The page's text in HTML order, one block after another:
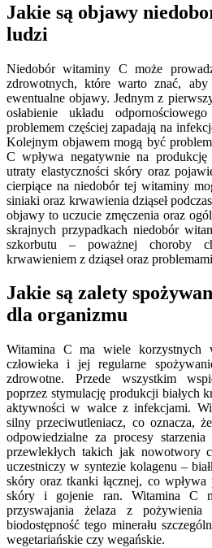
Jakie są objawy
ludzi
Niedobór witaminy C może
zdrowotnych, które warto znać,
ewentualne objawy. Jednym z
osłabienie układu
problemem częściej zapadają na
Kolejnym objawem mogą być
C wpływa negatywnie na
utraty elastyczności skóry oraz
cierpiące na niedobór tej witaminy
siniaki oraz krwawienia dziąseł
objawy to uczucie zmęczenia oraz
skrajnych przypadkach niedobór
szkorbutu – poważnej choroby
krwawieniem z dziąseł oraz
Jakie są zalety
dla organizmu
Witamina C ma wiele korzystnych
człowieka i jej regularne
zdrowotne. Przede wszystkim
poprzez stymulację produkcji białych
aktywności w walce z infekcjami.
silny przeciwutleniacz, co oznacza,
odpowiedzialne za procesy
przewlekłych takich jak nowotwory
uczestniczy w syntezie kolagenu –
skóry oraz tkanki łącznej, co
skóry i gojenie ran. Witamina C
przyswajania żelaza z
biodostępność tego minerału
wegetariańskie czy wegańskie.